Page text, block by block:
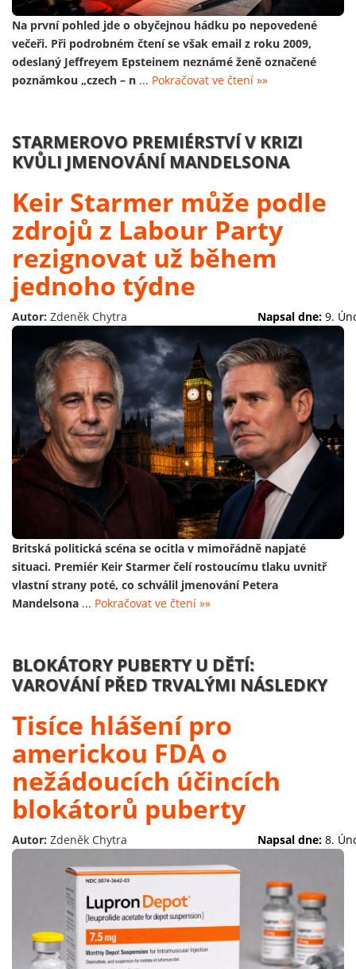
Na první pohled jde o obyčejnou hádku po nepovedené
večeři. Při podrobném čtení se však email z roku 2009,
odeslaný Jeffreyem Epsteinem neznámé ženě označené
poznámkou „czech – n ... Pokračovat ve čtení »»
STARMEROVO PREMIÉRSTVÍ V KRIZI
KVŮLI JMENOVÁNÍ MANDELSONA
Keir Starmer může podle
zdrojů z Labour Party
rezignovat už během
jednoho týdne
Autor: Zdeněk Chytra Napsal dne: 9.
Britská politická scéna se ocitla v mimořádně napjaté
situaci. Premiér Keir Starmer čelí rostoucímu tlaku uvnitř
vlastní strany poté, co schválil jmenování Petera
Mandelsona ... Pokračovat ve čtení »»
BLOKÁTORY PUBERTY U DĚTÍ:
VAROVÁNÍ PŘED TRVALÝMI NÁSLEDKY
Tisíce hlášení pro
americkou FDA o
nežádoucích účincích
blokátorů puberty
Autor: Zdeněk Chytra Napsal dne: 8.